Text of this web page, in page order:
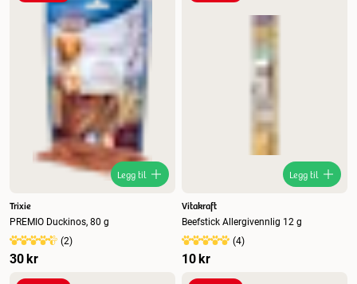
Nytt
Høyest pris
Lavest pris
Tilbud
Legg til
Trixie
PREMIO Duckinos, 80 g
(2)
30 kr
Legg til
Vitakraft
Beefstick Allergivennlig 12 g
(4)
10 kr